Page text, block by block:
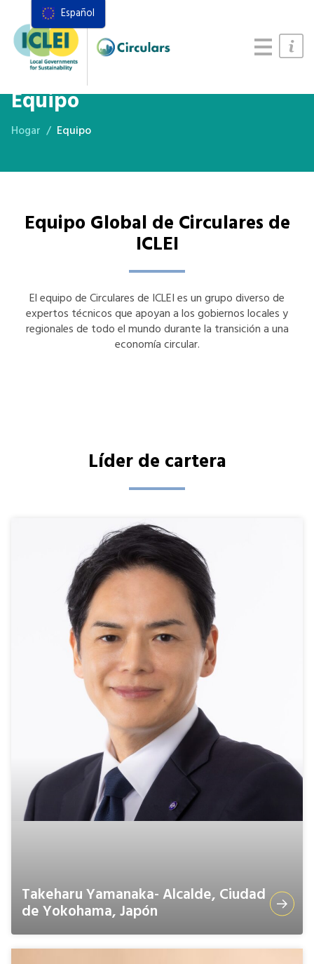
Recursos
Marco de acciones
Equipo
Hogar Equipo
Equipo Global de Circulares de
ICLEI
El equipo de Circulares de ICLEI es un grupo diverso de
expertos técnicos que apoyan a los gobiernos locales y
regionales de todo el mundo durante la transición a una
economía circular.
Líder de cartera
Takeharu Yamanaka- Alcalde, Ciudad
de Yokohama, Japón
Español